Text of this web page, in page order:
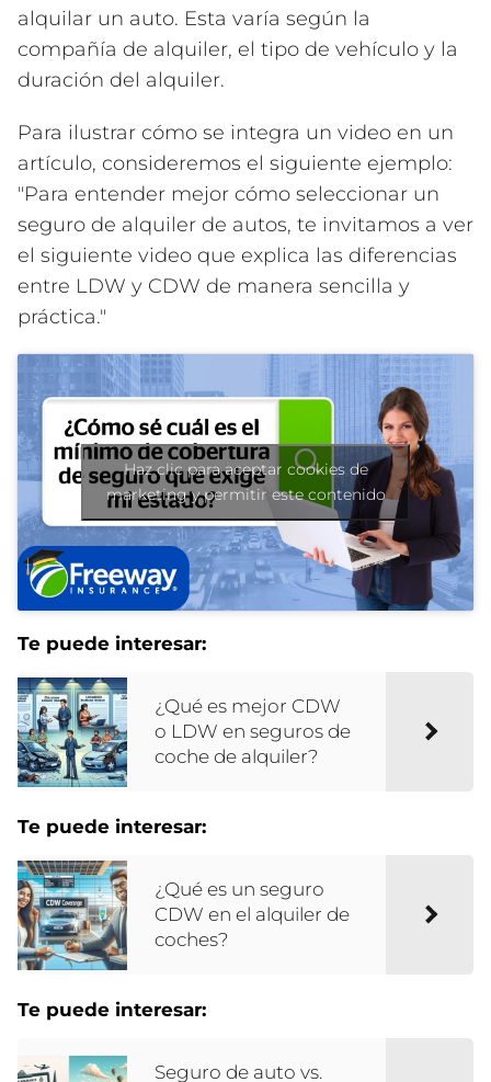
alquilar un auto. Esta varía según la
compañía de alquiler, el tipo de vehículo y la
duración del alquiler.
Para ilustrar cómo se integra un video en un
artículo, consideremos el siguiente ejemplo:
"Para entender mejor cómo seleccionar un
seguro de alquiler de autos, te invitamos a ver
el siguiente video que explica las diferencias
entre LDW y CDW de manera sencilla y
práctica."
Haz clic para aceptar cookies de
marketing y permitir este contenido
Te puede interesar:
¿Qué es mejor CDW
o LDW en seguros de
coche de alquiler?
Te puede interesar:
¿Qué es un seguro
CDW en el alquiler de
coches?
Te puede interesar:
Seguro de auto vs.